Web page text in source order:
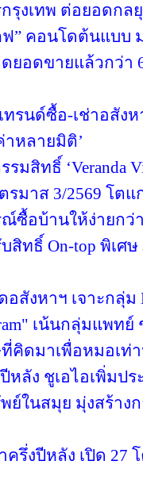
รุงเทพ ต่อยอดก
ฟ” คอนโดต้นแบบ
ยอดขายแล้วกว่า
รนด์ซื้อ-เช่าอสัง
หลายมิติ’
รมสิทธิ์ ‘Veranda
มาส 3/2569 โตแ
ซื้อบ้านให้ง่ายกว่
ทธิ์ On-top พิเศษ
สังหาฯ เจาะกลุ่ม
เน้นกลุ่มแพท
คิดมาเพื่อหมอเท่
หลัง ชูเอไอเพิ่มป
ย์ในสมุย มุ่งสร้าง
รึ่งปีหลัง เปิด 27